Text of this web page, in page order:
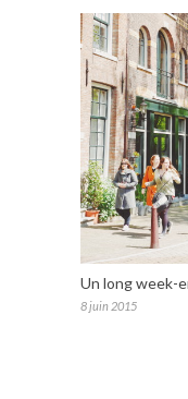
Un long week-
8 juin 2015